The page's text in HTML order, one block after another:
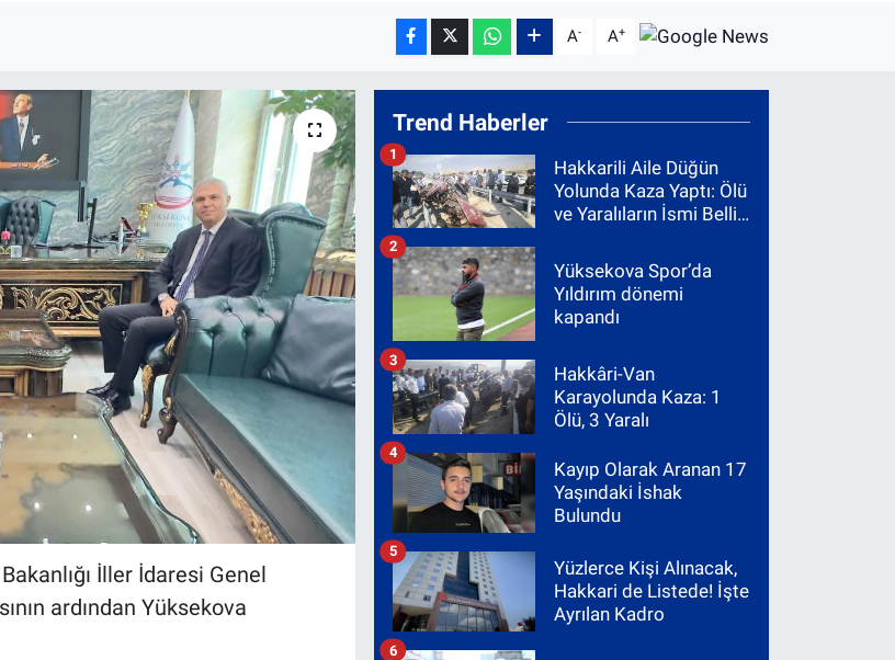
A- A+
İller İdaresi Genel
ardından Yüksekova
Trend Haberler
Hakkarili Aile Düğün
Yolunda Kaza Yaptı: Ölü
ve Yaralıların İsmi Belli
1
Yüksekova Spor’da
Yıldırım dönemi
kapandı
2
Hakkâri-Van
Karayolunda Kaza: 1
Ölü, 3 Yaralı
3
Kayıp Olarak Aranan 17
Yaşındaki İshak
Bulundu
4
Yüzlerce Kişi Alınacak,
Hakkari de Listede! İşte
Ayrılan Kadro
5
6